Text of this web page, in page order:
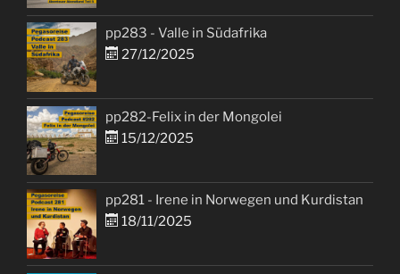
pp283 - Valle in Südafrika
27/12/2025
pp282-Felix in der Mongolei
15/12/2025
pp281 - Irene in Norwegen und Kurdistan
18/11/2025